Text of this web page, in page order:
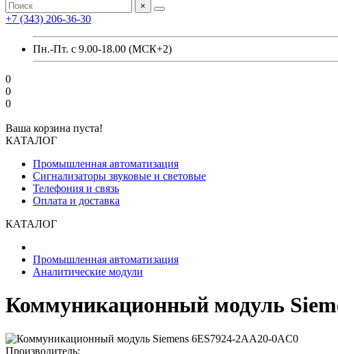
×
+7 (343) 206-36-30
Пн.-Пт. с 9.00-18.00 (МСК+2)
0
0
0
Ваша корзина пуста!
КАТАЛОГ
Промышленная автоматизация
Сигнализаторы звуковые и световые
Телефония и связь
Оплата и доставка
КАТАЛОГ
Промышленная автоматизация
Аналитические модули
Коммуникационный модуль
Производитель: